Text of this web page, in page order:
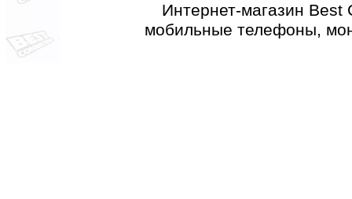
Интернет-магазин Best
мобильные телефоны,